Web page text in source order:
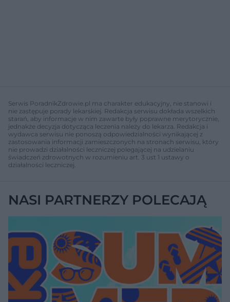
Serwis PoradnikZdrowie.pl ma charakter edukacyjny, nie stanowi i
nie zastępuje porady lekarskiej. Redakcja serwisu dokłada wszelkich
starań, aby informacje w nim zawarte były poprawne merytorycznie,
jednakże decyzja dotycząca leczenia należy do lekarza. Redakcja i
wydawca serwisu nie ponoszą odpowiedzialności wynikającej z
zastosowania informacji zamieszczonych na stronach serwisu, który
nie prowadzi działalności leczniczej polegającej na udzielaniu
świadczeń zdrowotnych w rozumieniu art. 3 ust 1 ustawy o
działalności leczniczej.
NASI PARTNERZY POLECAJĄ